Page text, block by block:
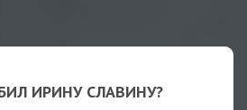
ИРИНУ СЛАВИНУ?